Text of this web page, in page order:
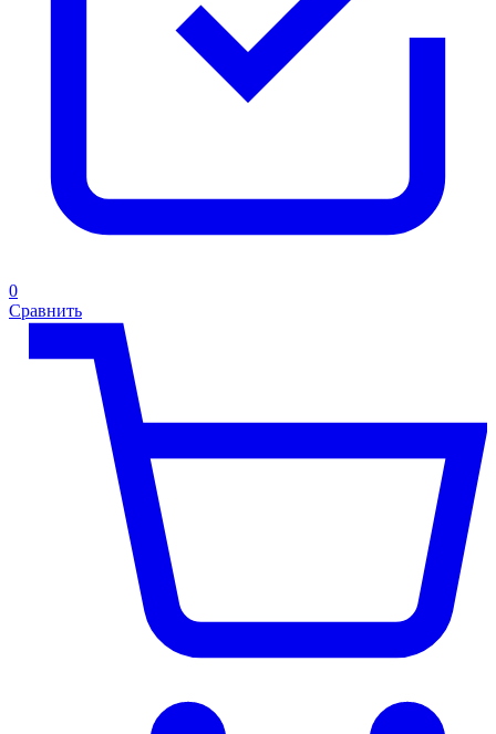
0
Сравнить